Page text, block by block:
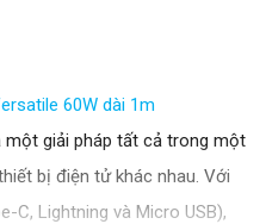
60W dài 1m
một giải pháp tất cả trong một
bị điện tử khác nhau. Với
C, Lightning và Micro USB),